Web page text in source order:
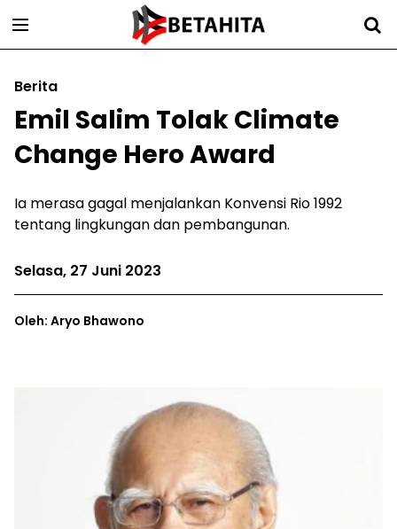
Berita
Emil Salim Tolak Climate
Change Hero Award
Ia merasa gagal menjalankan Konvensi Rio 1992
tentang lingkungan dan pembangunan.
Selasa, 27 Juni 2023
Oleh: Aryo Bhawono